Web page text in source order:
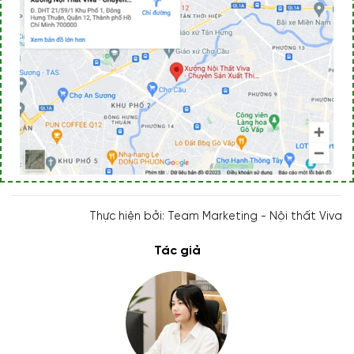
Thực hiện bởi: Team Marketing - Nội thất Viva
Tác giả